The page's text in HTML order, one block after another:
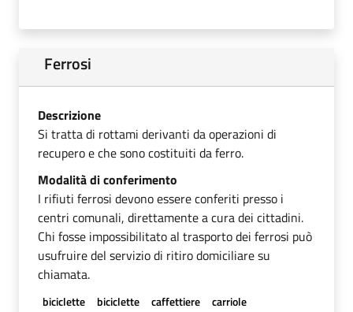
Ferrosi
Descrizione
Si tratta di rottami derivanti da operazioni di
recupero e che sono costituiti da ferro.
Modalità di conferimento
I rifiuti ferrosi devono essere conferiti presso i
centri comunali, direttamente a cura dei cittadini.
Chi fosse impossibilitato al trasporto dei ferrosi può
usufruire del servizio di ritiro domiciliare su
chiamata.
biciclette biciclette caffettiere
carriole